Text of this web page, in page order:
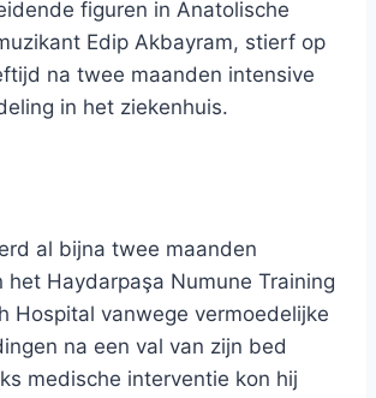
figuren in Anatolische
Edip Akbayram, stierf op
na twee maanden intensive
in het ziekenhuis.
al bijna twee maanden
het Haydarpaşa Numune Training
Hospital vanwege vermoedelijke
na een val van zijn bed
medische interventie kon hij